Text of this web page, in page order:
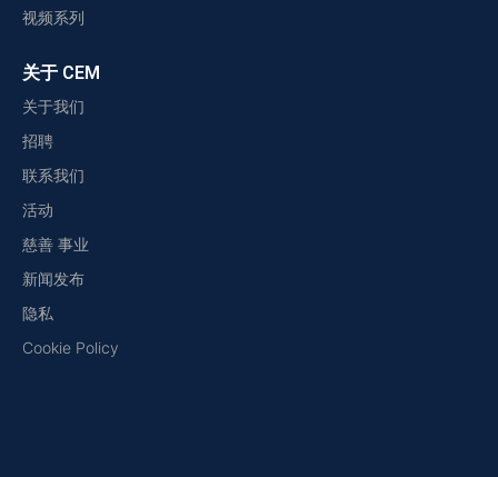
视频系列
关于 CEM
关于我们
招聘
联系我们
活动
慈善 事业
新闻发布
隐私
Cookie Policy